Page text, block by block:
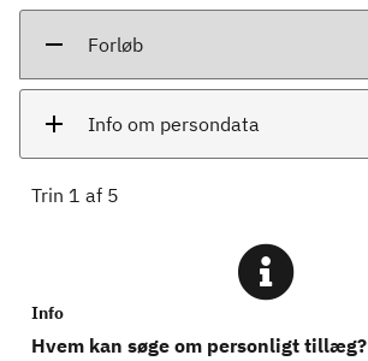
Forløb
Info om persondata
Trin 1 af 5
Info
Hvem kan søge om personligt tillæg?